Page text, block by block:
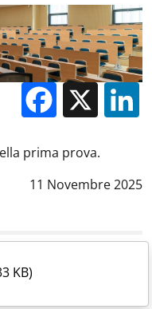
X
prima prova.
Data notizia:
11 Novembre 2025
KB)